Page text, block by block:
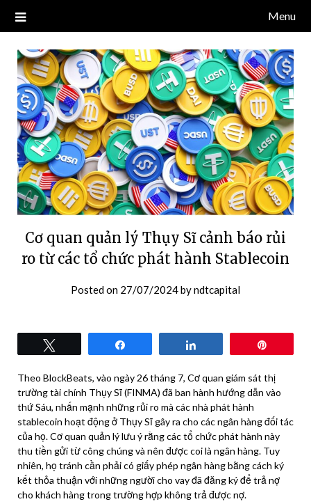
NDT CAPITAL | BLOG TIỀN
ĐIỆN TỬ CRYPTO
Blog về thị trường crypto, tiền điện tử, tiền mã hoá, công nghệ
blockchain.
Menu
Cơ quan quản lý Thụy Sĩ cảnh báo rủi
ro từ các tổ chức phát hành Stablecoin
Posted on 27/07/2024byndtcapital
Theo BlockBeats, vào ngày 26 tháng 7, Cơ quan giám sát thị
trường tài chính Thụy Sĩ (FINMA) đã ban hành hướng dẫn vào
thứ Sáu, nhấn mạnh những rủi ro mà các nhà phát hành
stablecoin hoạt động ở Thụy Sĩ gây ra cho các ngân hàng đối tác
của họ. Cơ quan quản lý lưu ý rằng các tổ chức phát hành này
thu tiền gửi từ công chúng và nên được coi là ngân hàng. Tuy
nhiên, họ tránh cần phải có giấy phép ngân hàng bằng cách ký
kết thỏa thuận với những người cho vay đã đăng ký để trả nợ
cho khách hàng trong trường hợp không trả được nợ.